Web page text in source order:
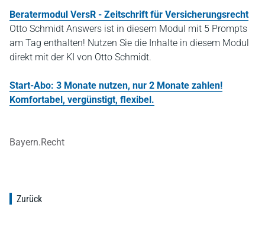
Beratermodul VersR - Zeitschrift für Versicherungsrecht
Otto Schmidt Answers ist in diesem Modul mit 5 Prompts
am Tag enthalten! Nutzen Sie die Inhalte in diesem Modul
direkt mit der KI von Otto Schmidt.
Start-Abo: 3 Monate nutzen, nur 2 Monate zahlen!
Komfortabel, vergünstigt, flexibel.
Bayern.Recht
Zurück